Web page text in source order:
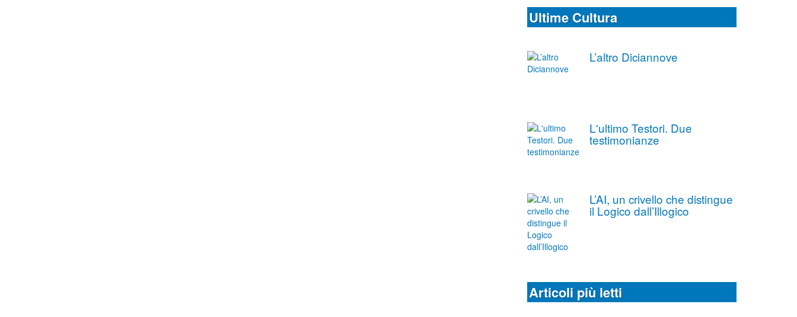
Ultime Cultura
L’altro Diciannove
L'ultimo Testori. Due
testimonianze
L’AI, un crivello che distingue
il Logico dall’Illogico
Articoli più letti